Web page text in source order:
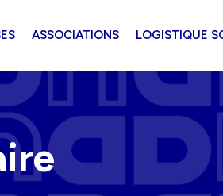
ASSOCIATIONS LOGISTIQUE